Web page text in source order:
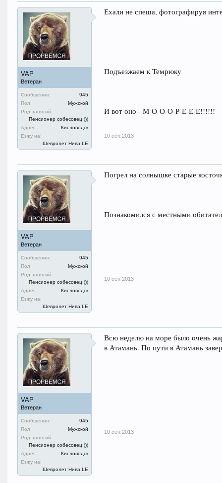
VAP
Ветеран
Сообщения:
945
Пол:
Мужской
Род занятий:
Пенсионер собесовец )))
Адрес:
Кисловодск
Езжу на:
Шевролет Нива LE
Ехали не спеша, фотографируя
Подъезжаем к Темрюку
И вот оно - М-О-О-О-Р-Е-Е-Е!!!!!!
10 сен 2013
VAP
Ветеран
Сообщения:
945
Пол:
Мужской
Род занятий:
Пенсионер собесовец )))
Адрес:
Кисловодск
Езжу на:
Шевролет Нива LE
Погрел на солнышке старые
Познакомился с местными
10 сен 2013
VAP
Ветеран
Сообщения:
945
Пол:
Мужской
Род занятий:
Пенсионер собесовец )))
Адрес:
Кисловодск
Езжу на:
Шевролет Нива LE
Всю неделю на море было очень
в Атамань. По пути в Атамань
10 сен 2013